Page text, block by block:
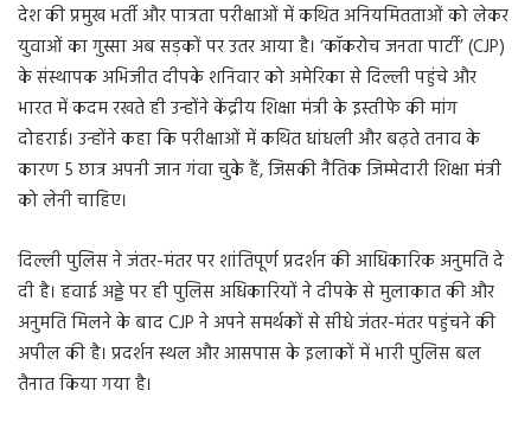
देश की प्रमुख भर्ती और पात्रता परीक्षाओं में कथित अनियमितताओं को लेकर
युवाओं का गुस्सा अब सड़कों पर उतर आया है। ‘कॉकरोच जनता पार्टी’ (CJP)
के संस्थापक अभिजीत दीपके शनिवार को अमेरिका से दिल्ली पहुंचे और
भारत में कदम रखते ही उन्होंने केंद्रीय शिक्षा मंत्री के इस्तीफे की मांग
दोहराई। उन्होंने कहा कि परीक्षाओं में कथित धांधली और बढ़ते तनाव के
कारण 5 छात्र अपनी जान गंवा चुके हैं, जिसकी नैतिक जिम्मेदारी शिक्षा मंत्री
को लेनी चाहिए।
दिल्ली पुलिस ने जंतर-मंतर पर शांतिपूर्ण प्रदर्शन की आधिकारिक अनुमति दे
दी है। हवाई अड्डे पर ही पुलिस अधिकारियों ने दीपके से मुलाकात की और
अनुमति मिलने के बाद CJP ने अपने समर्थकों से सीधे जंतर-मंतर पहुंचने की
अपील की है। प्रदर्शन स्थल और आसपास के इलाकों में भारी पुलिस बल
तैनात किया गया है।